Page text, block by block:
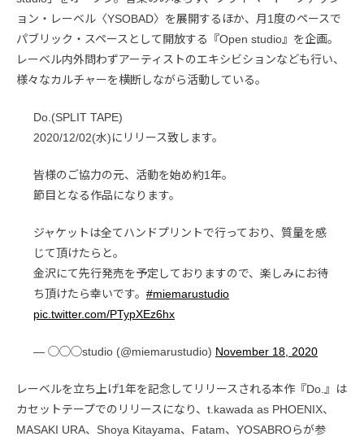
ョン・レーベル〈YSOBAD〉を展開するほか、月1度のペースで
パブリック・スペースとして開放する『Open studio』を企画。
レーベル内外問わずアーティストのエキシビションなども行い、
様々なカルチャーを横断しながら活動している。
Do.(SPLIT TAPE)
2020/12/02(水)にリリース致します。
皆様のご協力の元、活動を始め約1年。
節目となる作品になります。
ジャケットは全てハンドプリントで行っており、質量を感
じて頂けたらと。
金沢にて先行発売を予定しておりますので、楽しみにお待
ち頂けたら幸いです。 #miemarustudio
pic.twitter.com/PTypXEz6hx
— ◯◯◯studio (@miemarustudio) November 18, 2020
レーベルを立ち上げ1年を記念してリリースされる本作『Do.』は
カセットテープでのリリースになり、t.kawada as PHOENIX、
MASAKI URA、Shoya Kitayama、Fatam、YOSABROらが参